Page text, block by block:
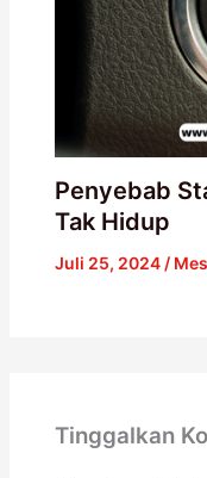
Penyebab
Tak Hidup
Juli 25, 2024 /
Tinggalkan